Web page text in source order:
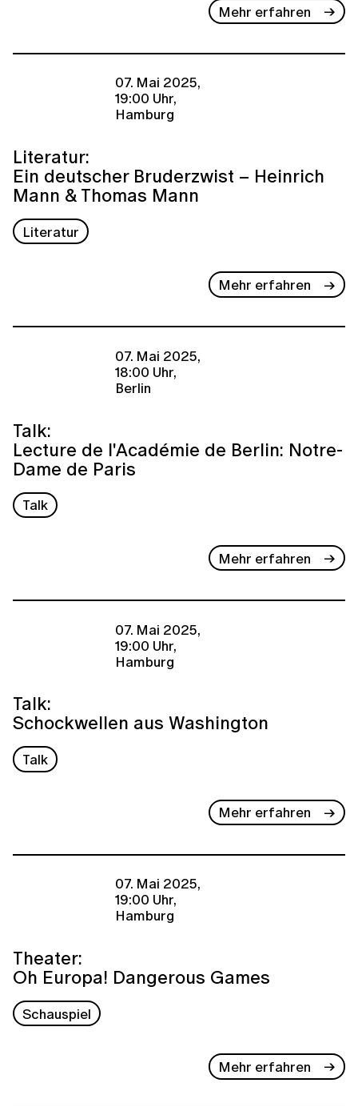
Mehr erfahren
07. Mai 2025,
19:00 Uhr,
Hamburg
Literatur:
Ein deutscher Bruderzwist – Heinrich
Mann & Thomas Mann
Literatur
Mehr erfahren
07. Mai 2025,
18:00 Uhr,
Berlin
Talk:
Lecture de l'Académie de Berlin: Notre-
Dame de Paris
Talk
Mehr erfahren
07. Mai 2025,
19:00 Uhr,
Hamburg
Talk:
Schockwellen aus Washington
Talk
Mehr erfahren
07. Mai 2025,
19:00 Uhr,
Hamburg
Theater:
Oh Europa! Dangerous Games
Schauspiel
Mehr erfahren